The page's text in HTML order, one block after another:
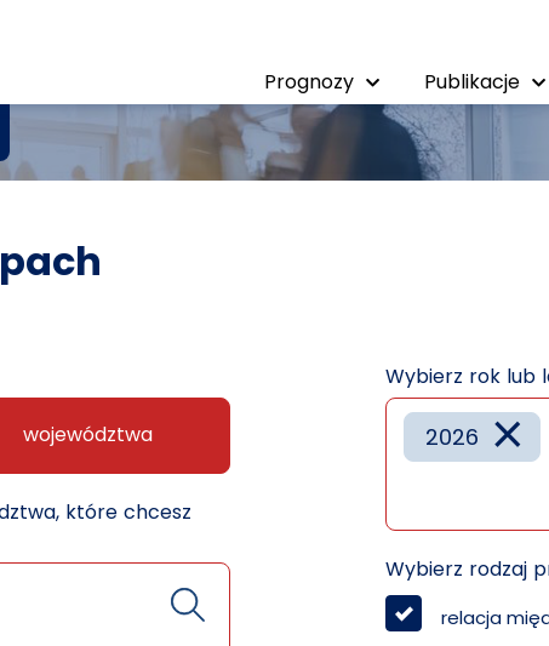
Prognozy Publikacje
województwa
które chcesz
Wybierz rok lub
×
2026
Wybierz rodzaj
relacja